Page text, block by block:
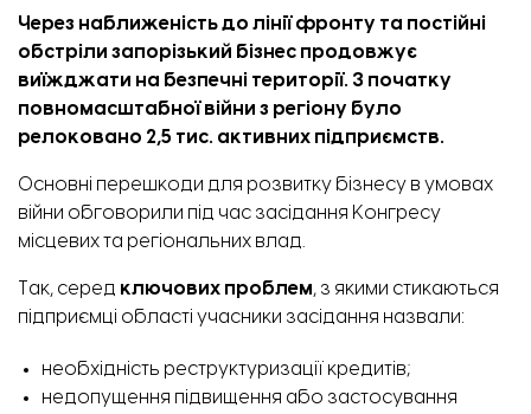
Через наближеність до лінії фронту та постійні
обстріли запорізький бізнес продовжує
виїжджати на безпечні території. З початку
повномасштабної війни з регіону було
релоковано 2,5 тис. активних підприємств.
Основні перешкоди для розвитку бізнесу в умовах
війни обговорили під час засідання Конгресу
місцевих та регіональних влад.
Так, серед ключових проблем, з якими стикаються
підприємці області учасники засідання назвали:
необхідність реструктуризації кредитів;
недопущення підвищення або застосування